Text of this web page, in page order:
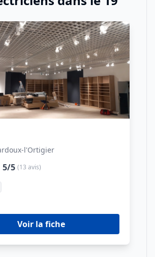
l'Ortigier
5/5 (13 avis)
Voir la fiche